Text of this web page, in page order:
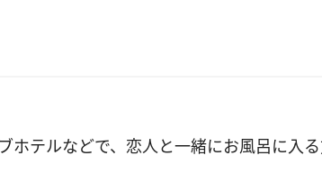
ホテルなどで、恋人と一緒にお風呂に入る